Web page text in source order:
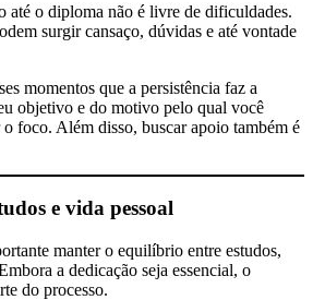
até o diploma não é livre de dificuldades.
surgir cansaço, dúvidas e até vontade
momentos que a persistência faz a
objetivo e do motivo pelo qual você
foco. Além disso, buscar apoio também é
e vida pessoal
manter o equilíbrio entre estudos,
a dedicação seja essencial, o
do processo.